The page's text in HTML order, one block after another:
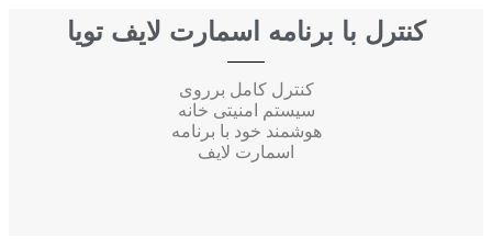
کنترل با برنامه اسمارت لایف تویا
کنترل کامل برروی
سیستم امنیتی خانه
هوشمند خود با برنامه
اسمارت لایف